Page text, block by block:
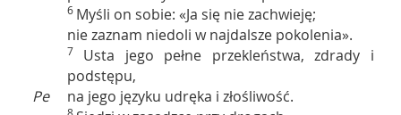
6 Myśli on sobie: «Ja się nie zachwieję;
nie zaznam niedoli w najdalsze pokolenia».
7 Usta jego pełne przekleństwa, zdrady i
podstępu,
Pe
na jego języku udręka i złośliwość.